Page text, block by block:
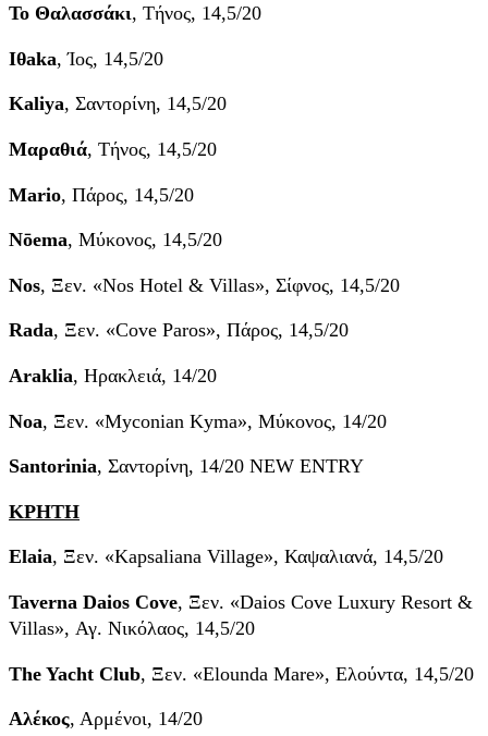
Το Θαλασσάκι, Τήνος, 14,5/20
Iθaka, Ίος, 14,5/20
Kaliya, Σαντορίνη, 14,5/20
Μαραθιά, Τήνος, 14,5/20
Mario, Πάρος, 14,5/20
Nōema, Μύκονος, 14,5/20
Nos, Ξεν. «Nos Hotel & Villas», Σίφνος, 14,5/20
Rada, Ξεν. «Cove Paros», Πάρος, 14,5/20
Araklia, Ηρακλειά, 14/20
Noa, Ξεν. «Myconian Kyma», Μύκονος, 14/20
Santorinia, Σαντορίνη, 14/20 NEW ENTRY
ΚΡΗΤΗ
Elaia, Ξεν. «Kapsaliana Village», Καψαλιανά, 14,5/20
Taverna Daios Cove, Ξεν. «Daios Cove Luxury Resort &
Villas», Αγ. Νικόλαος, 14,5/20
The Yacht Club, Ξεν. «Elounda Mare», Ελούντα, 14,5/20
Αλέκος, Αρμένοι, 14/20